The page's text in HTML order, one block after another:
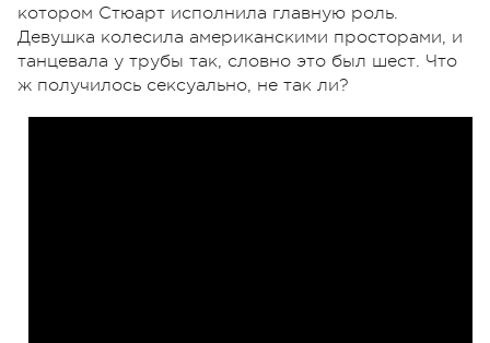
котором Стюарт исполнила главную роль.
Девушка колесила американскими просторами, и
танцевала у трубы так, словно это был шест. Что
ж получилось сексуально, не так ли?